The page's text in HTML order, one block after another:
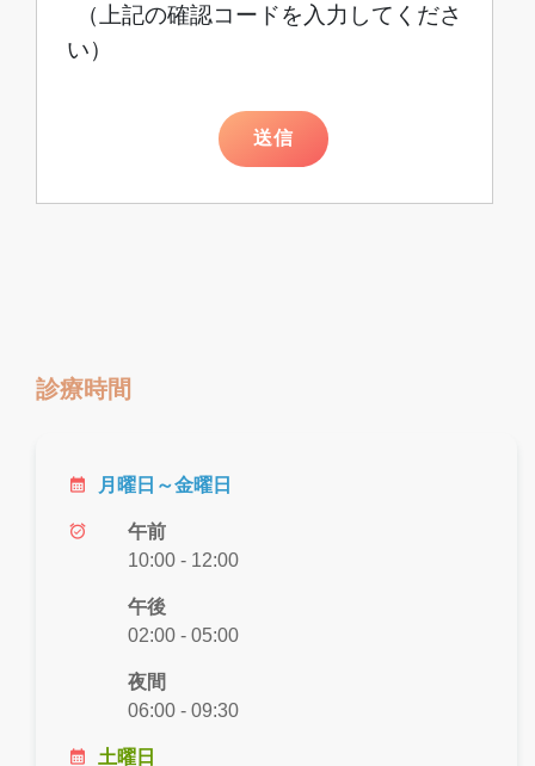
（上記の確認コードを入力してくださ
い）
送信
診療時間
calendar_month 月曜日～金曜日
alarm_on
午前
10:00 - 12:00
午後
02:00 - 05:00
夜間
06:00 - 09:30
calendar_month 土曜日